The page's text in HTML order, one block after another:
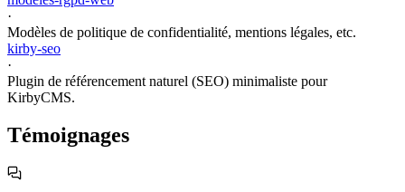
·
Modèles de politique de confidentialité, mentions légales, etc.
kirby-seo
·
Plugin de référencement naturel (SEO) minimaliste pour
KirbyCMS.
Témoignages